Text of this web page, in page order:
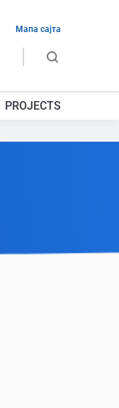
Мапа сајта
PROJECTS